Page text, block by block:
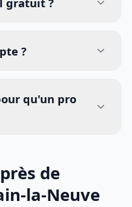
?
qu'un pro
de
la-Neuve